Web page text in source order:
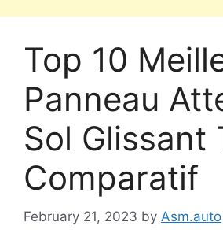
Top 10
Panneau
Sol Glissant
Comparatif
February 21, 2023 by Asm.auto